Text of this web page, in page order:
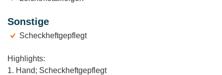
Sonstige
Scheckheftgepflegt
Highlights:
1. Hand; Scheckheftgepflegt